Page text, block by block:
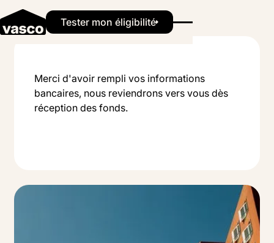
Button Text
Tester mon éligibilité
Merci !
Merci d'avoir rempli vos informations
bancaires, nous reviendrons vers vous dès
réception des fonds.